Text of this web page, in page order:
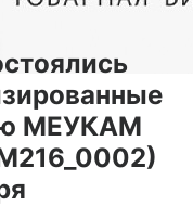
МЕУКАМ